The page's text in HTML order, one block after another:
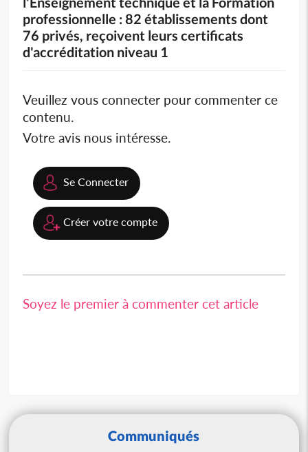
professionnelle : 82 établissements dont
76 privés, reçoivent leurs certificats
d'accréditation niveau 1
Veuillez vous connecter pour commenter ce
contenu.
Votre avis nous intéresse.
Se Connecter
Créer votre compte
Soyez le premier à commenter cet article
Communiqués